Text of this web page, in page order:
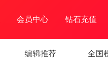
会员中心 钻石充值
编辑推荐 全国